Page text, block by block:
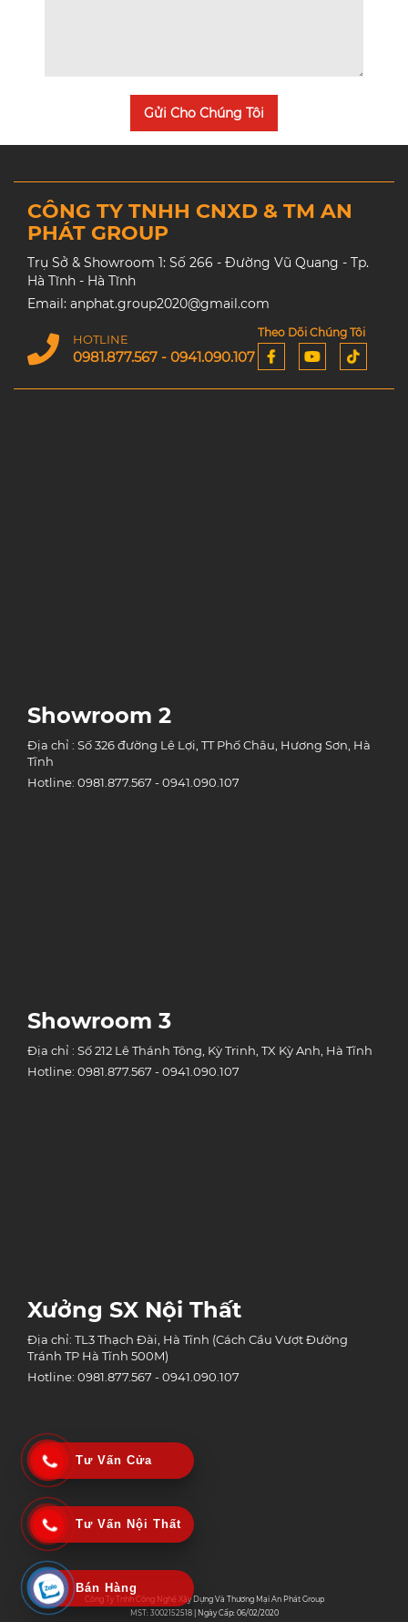
Gửi Cho Chúng Tôi
CÔNG TY TNHH CNXD & TM AN
PHÁT GROUP
Trụ Sở & Showroom 1: Số 266 - Đường Vũ Quang - Tp.
Hà Tĩnh - Hà Tĩnh
Email: anphat.group2020@gmail.com
HOTLINE
0981.877.567 - 0941.090.107
Theo Dõi Chúng Tôi
Showroom 2
Địa chỉ : Số 326 đường Lê Lợi, TT Phố Châu, Hương Sơn, Hà
Tĩnh
Hotline: 0981.877.567 - 0941.090.107
Showroom 3
Địa chỉ : Số 212 Lê Thánh Tông, Kỳ Trinh, TX Kỳ Anh, Hà Tĩnh
Hotline: 0981.877.567 - 0941.090.107
Xưởng SX Nội Thất
Địa chỉ: TL3 Thạch Đài, Hà Tĩnh (Cách Cầu Vượt Đường
Tránh TP Hà Tĩnh 500M)
Hotline: 0981.877.567 - 0941.090.107
Công Ty Tnhh Công Nghệ Xây Dựng Và Thương Mại An Phát Group
MST: 3002152518 | Ngày Cấp: 06/02/2020
Tư Vấn Cửa
Tư Vấn Nội Thất
Bán Hàng